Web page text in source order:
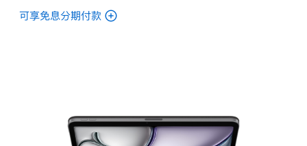
可享免息分期付款 (妙
用
于